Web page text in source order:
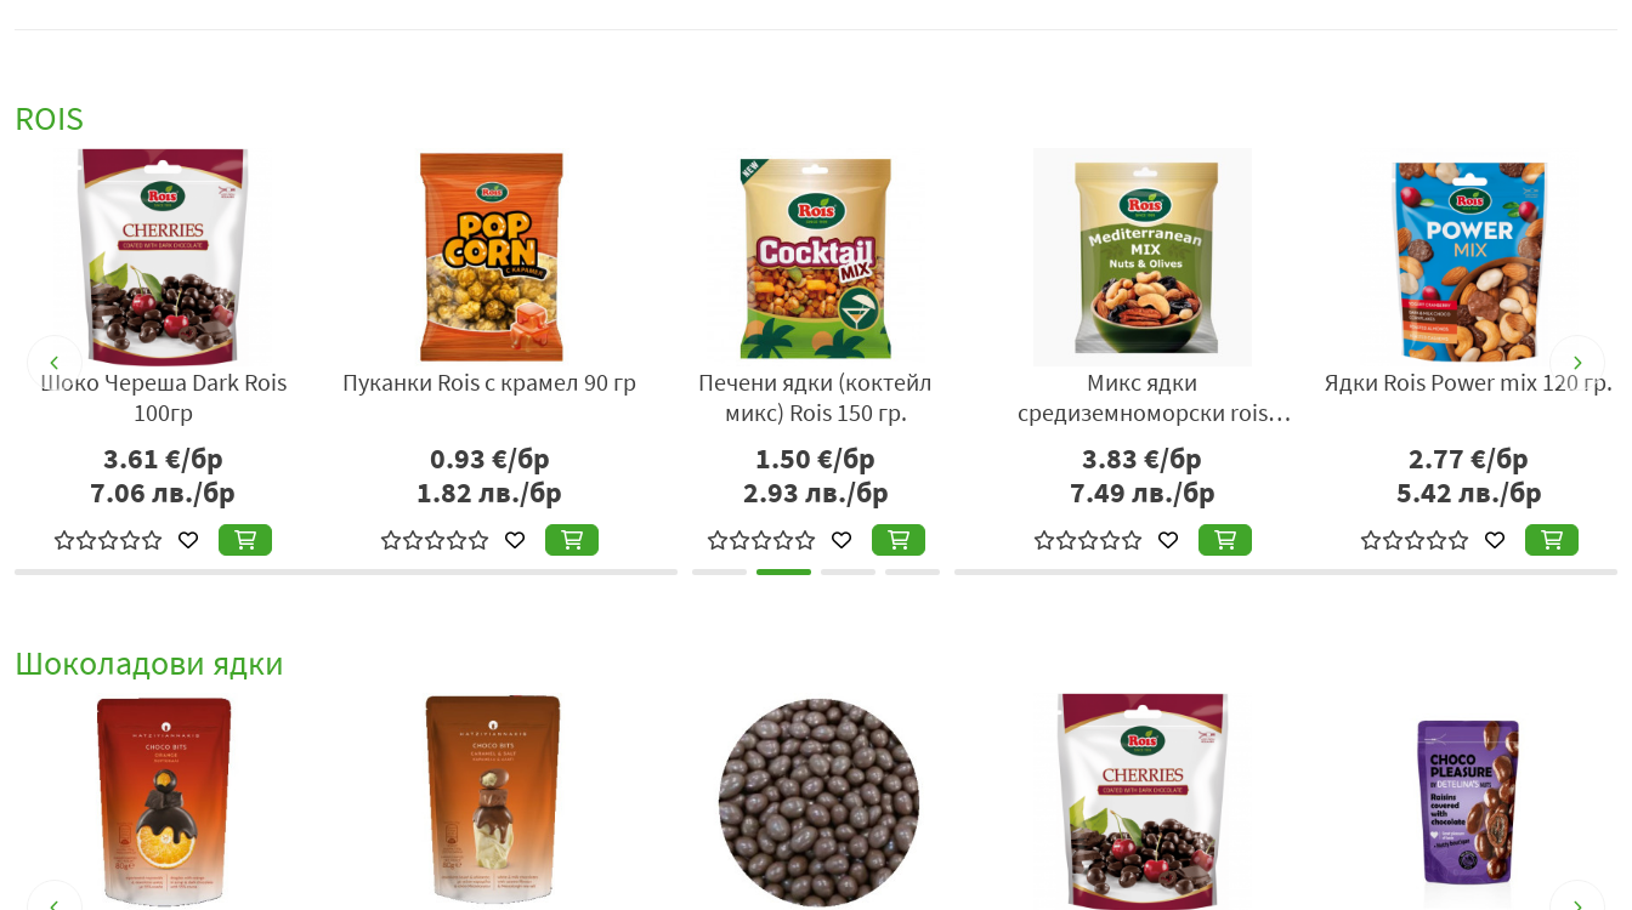
ROIS
Шоко Череша Dark Rois
100гр
3.61€/бр
7.06лв./бр
Пуканки Rois с крамел 90 гр
0.93€/бр
1.82лв./бр
Печени ядки (коктейл
микс) Rois 150 гр.
1.50€/бр
2.93лв./бр
Микс ядки
средиземноморски rois
150гр
3.83€/бр
7.49лв./бр
Ядки Rois Power mix 120 гр.
2.77€/бр
5.42лв./бр
Шоколадови ядки